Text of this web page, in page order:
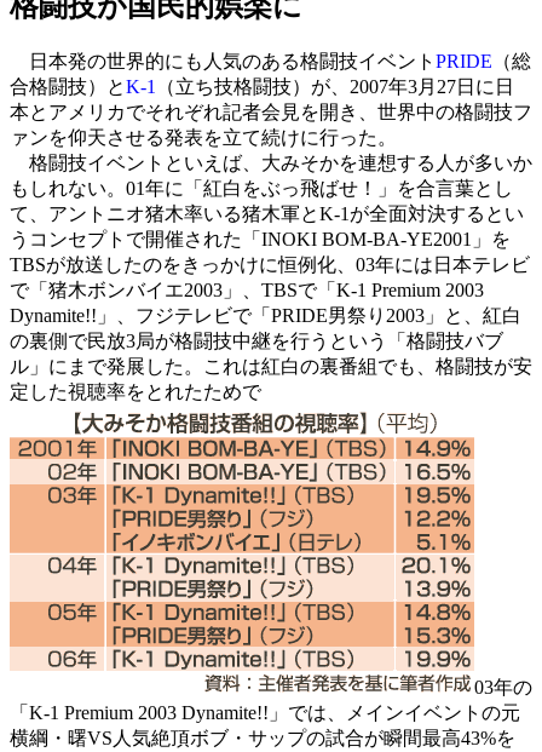
日本発の世界的にも人気のある格闘技イベント PRIDE （総
合格闘技）とK-1
（立ち技格闘技）が、2007年3月27日に日
本とアメリカでそれぞれ記者会見を開き、世界中の格闘技フ
ァンを仰天させる発表を立て続けに行った。
格闘技イベントといえば、大みそかを連想する人が多いか
もしれない。01年に「紅白をぶっ飛ばせ！」を合言葉とし
て、アントニオ猪木率いる猪木軍とK-1が全面対決するとい
うコンセプトで開催された「INOKI BOM-BA-YE2001」を
TBSが放送したのをきっかけに恒例化、03年には日本テレビ
で「猪木ボンバイエ2003」、TBSで「K-1 Premium 2003
Dynamite!!」、フジテレビで「PRIDE男祭り2003」と、紅白
の裏側で民放3局が格闘技中継を行うという「格闘技バブ
ル」にまで発展した。これは紅白の裏番組でも、格闘技が安
定した視聴率をとれたためで
03年の
「K-1 Premium 2003 Dynamite!!」では、メインイベントの元
横綱・曙VS人気絶頂ボブ・サップの試合が瞬間最高43%を